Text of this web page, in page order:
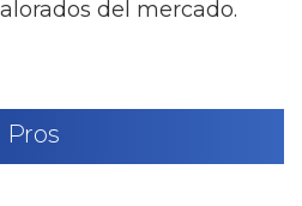
del mercado.
Pros